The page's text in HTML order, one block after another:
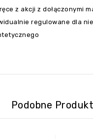
z akcji z dołączonymi
regulowane dla
Podobne